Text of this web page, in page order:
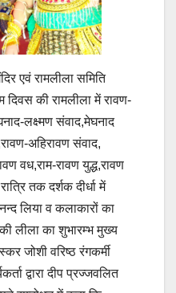
एवं रामलीला समिति
दिवस की रामलीला में रावण-
लक्ष्मण संवाद,मेघनाद
अहिरावण संवाद,
वध,राम-रावण युद्ध,रावण
तक दर्शक दीर्धा में
लिया व कलाकारों का
लीला का शुभारम्भ मुख्य
जोशी वरिष्ठ रंगकर्मी
द्वारा दीप प्रज्जवलित